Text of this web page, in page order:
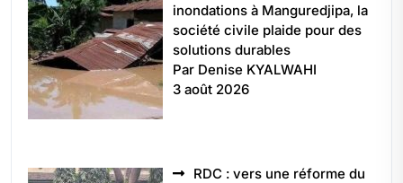
inondations à Manguredjipa, la
société civile plaide pour des
solutions durables
Par Denise KYALWAHI
3 août 2026
RDC : vers une réforme du